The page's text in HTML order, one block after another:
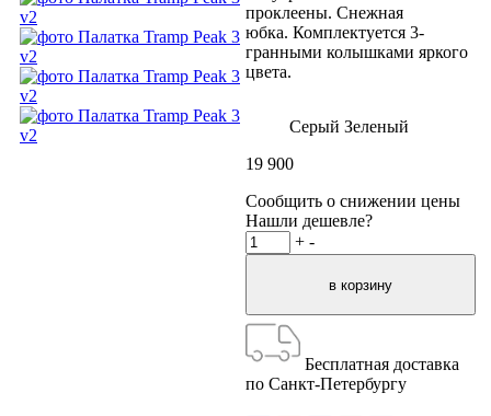
проклеены. Снежная
юбка. Комплектуется 3-
гранными колышками яркого
цвета.
Серый Зеленый
19 900
Сообщить о снижении цены
Нашли дешевле?
+ -
Бесплатная доставка
по Санкт-Петербургу